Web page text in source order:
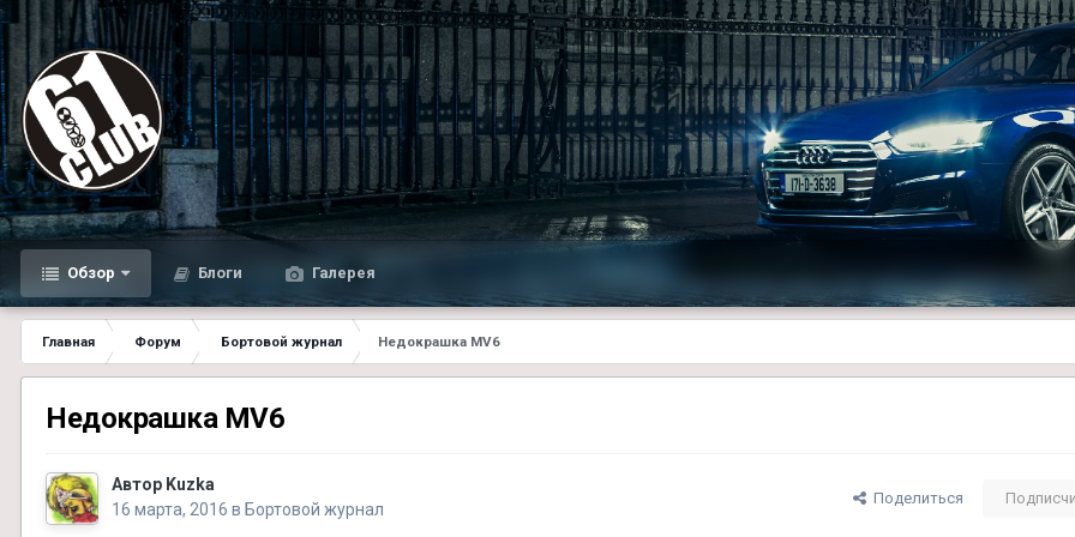
Обзор Блоги Галерея
Главная Форум Бортовой журнал Недокрашка MV6
Недокрашка MV6
Автор Kuzka
16 марта, 2016 в Бортовой журнал
Поделиться